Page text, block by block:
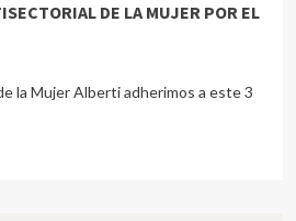
DE LA MUJER POR EL
la Mujer Alberti adherimos a este 3